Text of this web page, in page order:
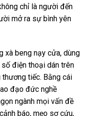
chỉ là người đến
mở ra sự bình yên
xà beng nạy cửa, dùng
điện thoại dán trên
thương tiếc. Bằng cái
đạo đức nghề
ngành mọi vấn đề
báo, mẹo sơ cứu,